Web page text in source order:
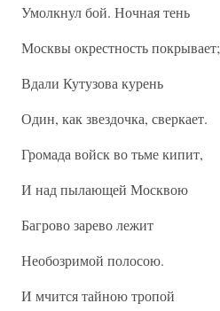
Умолкнул бой. Ночная тень
Москвы окрестность покрывает;
Вдали Кутузова курень
Один, как звездочка, сверкает.
Громада войск во тьме кипит,
И над пылающей Москвою
Багрово зарево лежит
Необозримой полосою.
И мчится тайною тропой